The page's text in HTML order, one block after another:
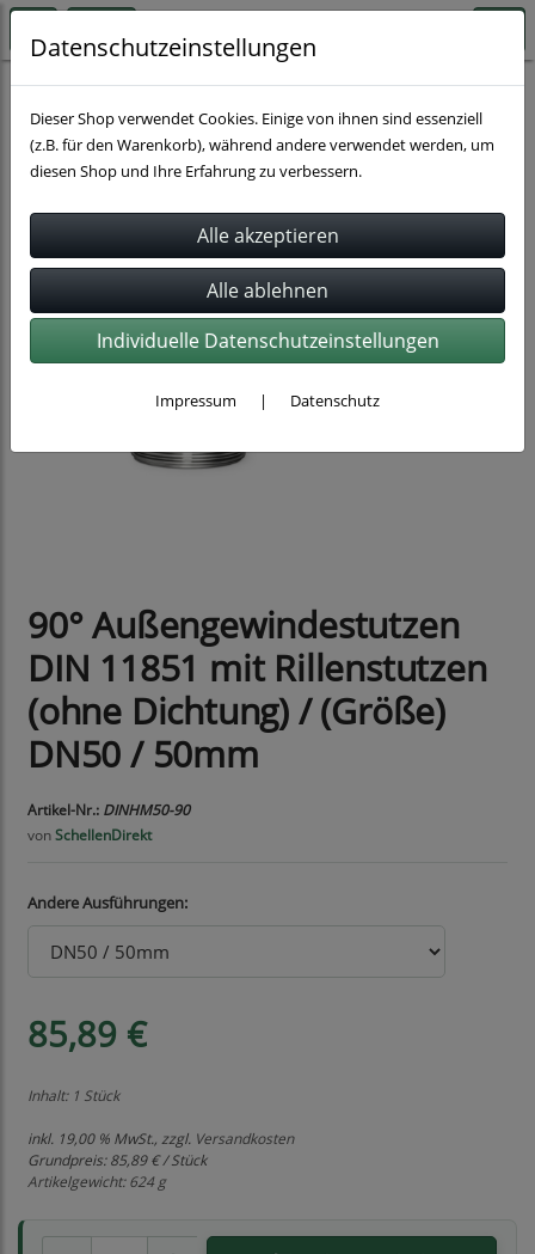
Schnellkupplungen Milchrohrverschraubungen
90° Außengewindestutzen
DIN 11851 mit Rillenstutzen
(ohne Dichtung) / (Größe)
DN50 / 50mm
Artikel-Nr.: DINHM50-90
vonSchellenDirekt
Andere Ausführungen:
85,89 €
Inhalt: 1 Stück
inkl. 19,00 % MwSt., zzgl. Versandkosten
Grundpreis:85,89 € / Stück
Artikelgewicht: 624 g
Datenschutzeinstellungen
Dieser Shop verwendet Cookies. Einige von ihnen sind essenziell
(z.B. für den Warenkorb), während andere verwendet werden, um
diesen Shop und Ihre Erfahrung zu verbessern.
Individuelle Datenschutzeinstellungen
Impressum | Datenschutz